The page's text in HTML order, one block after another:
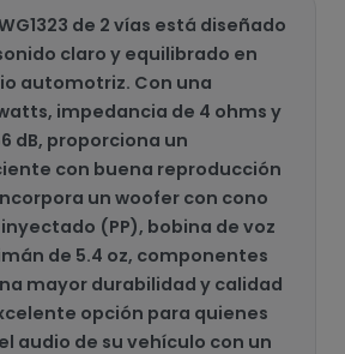
de 2 vías está diseñado
claro y equilibrado en
automotriz. Con una
impedancia de 4 ohms y
dB, proporciona un
con buena reproducción
un woofer con cono
(PP), bobina de voz
de 5.4 oz, componentes
mayor durabilidad y calidad
opción para quienes
audio de su vehículo con un